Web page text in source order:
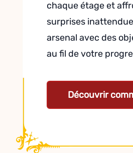
chaque étage et
surprises
arsenal avec des
au fil de votre
Découvrir